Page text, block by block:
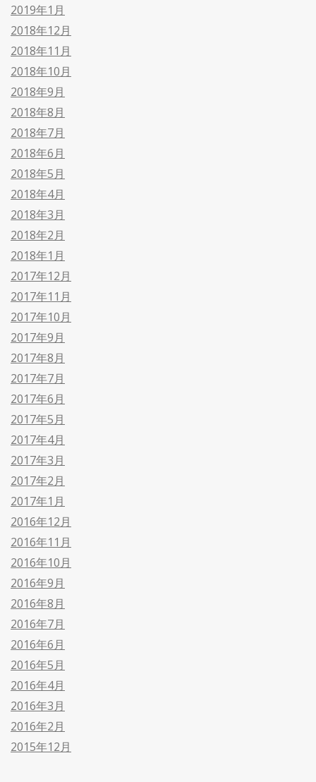
2019年1月
2018年12月
2018年11月
2018年10月
2018年9月
2018年8月
2018年7月
2018年6月
2018年5月
2018年4月
2018年3月
2018年2月
2018年1月
2017年12月
2017年11月
2017年10月
2017年9月
2017年8月
2017年7月
2017年6月
2017年5月
2017年4月
2017年3月
2017年2月
2017年1月
2016年12月
2016年11月
2016年10月
2016年9月
2016年8月
2016年7月
2016年6月
2016年5月
2016年4月
2016年3月
2016年2月
2015年12月